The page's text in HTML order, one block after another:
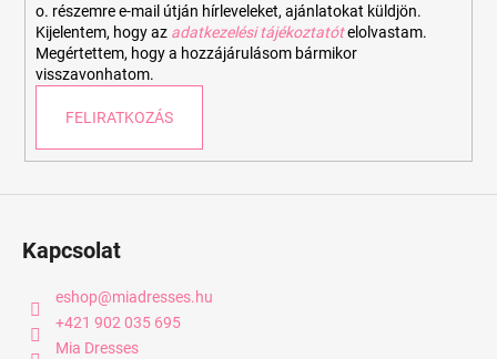
o. részemre e-mail útján hírleveleket, ajánlatokat küldjön.
Kijelentem, hogy az adatkezelési tájékoztatót elolvastam.
Megértettem, hogy a hozzájárulásom bármikor
visszavonhatom.
FELIRATKOZÁS
Kapcsolat
eshop@miadresses.hu
+421 902 035 695
Mia Dresses